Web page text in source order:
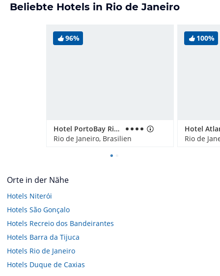
Beliebte Hotels in Rio de Janeiro
96%
Hotel PortoBay Rio de Janeiro
Rio de Janeiro, Brasilien
100%
Rio de
Orte in der Nähe
Hotels Niterói
Hotels São Gonçalo
Hotels Recreio dos Bandeirantes
Hotels Barra da Tijuca
Hotels Rio de Janeiro
Hotels Duque de Caxias